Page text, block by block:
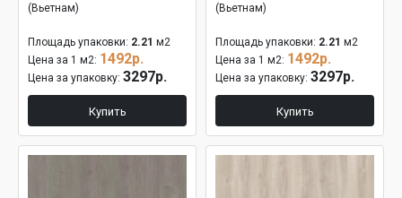
(Вьетнам)
Площадь упаковки: 2.21 м2
Цена за 1 м2: 1492р.
Цена за упаковку: 3297р.
Купить
(Вьетнам)
Площадь упаковки: 2.21 м2
Цена за 1 м2: 1492р.
Цена за упаковку: 3297р.
Купить